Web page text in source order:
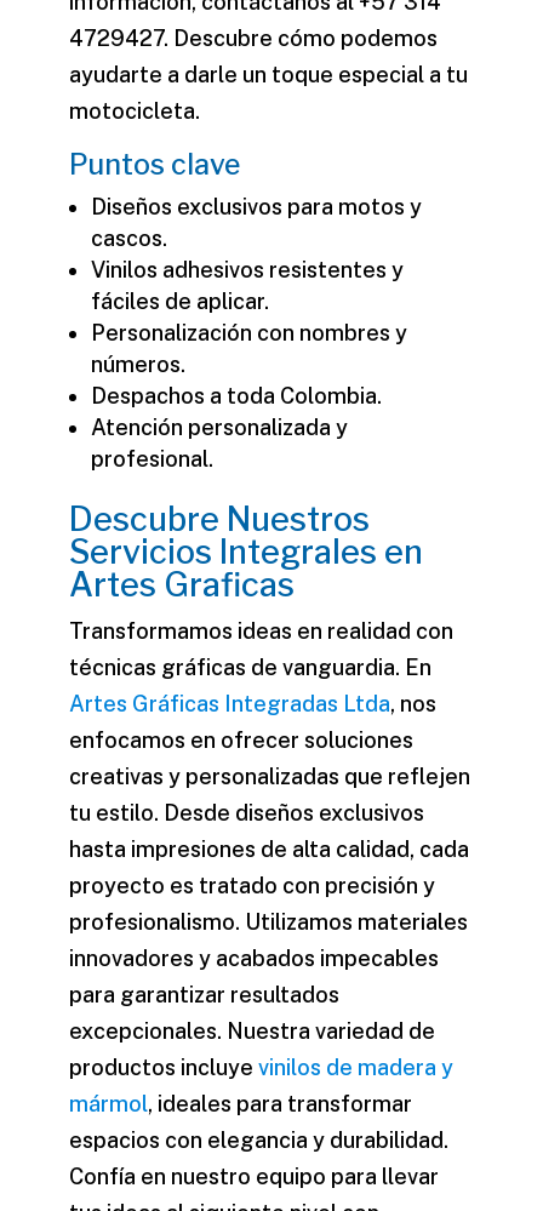
4729427. Descubre cómo podemos
ayudarte a darle un toque especial a tu
motocicleta.
Puntos clave
Diseños exclusivos para motos y
cascos.
Vinilos adhesivos resistentes y
fáciles de aplicar.
Personalización con nombres y
números.
Despachos a toda Colombia.
Atención personalizada y
profesional.
Descubre Nuestros
Servicios Integrales en
Artes Graficas
Transformamos ideas en realidad con
técnicas gráficas de vanguardia. En
Artes Gráficas Integradas Ltda, nos
enfocamos en ofrecer soluciones
creativas y personalizadas que reflejen
tu estilo. Desde diseños exclusivos
hasta impresiones de alta calidad, cada
proyecto es tratado con precisión y
profesionalismo. Utilizamos materiales
innovadores y acabados impecables
para garantizar resultados
excepcionales. Nuestra variedad de
productos incluye vinilos de madera y
mármol, ideales para transformar
espacios con elegancia y durabilidad.
Confía en nuestro equipo para llevar